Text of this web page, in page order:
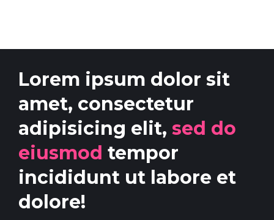
Lorem ipsum dolor sit
amet, consectetur
adipisicing elit, sed do
eiusmod tempor
incididunt ut labore et
dolore!